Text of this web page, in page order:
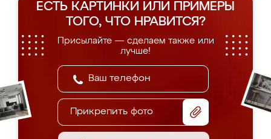
ЕСТЬ КАРТИНКИ ИЛИ ПРИМЕРЫ
ТОГО, ЧТО НРАВИТСЯ?
Присылайте — сделаем также или
лучше!
Прикрепить фото